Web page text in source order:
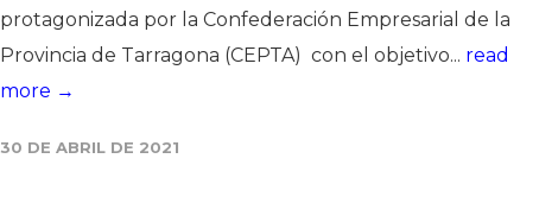
protagonizada por la Confederación Empresarial de la
Provincia de Tarragona (CEPTA) con el objetivo... read
more →
30 DE ABRIL DE 2021